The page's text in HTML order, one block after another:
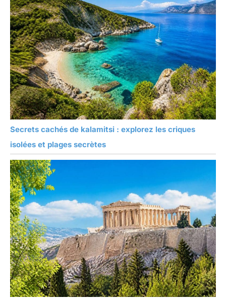
Secrets cachés de kalamitsi : explorez les criques
isolées et plages secrètes